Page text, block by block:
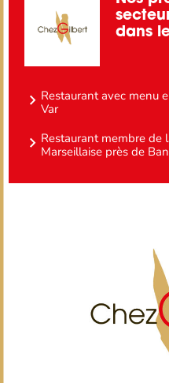
dans
Restaurant avec menu
Var
Restaurant membre de
Marseillaise près de